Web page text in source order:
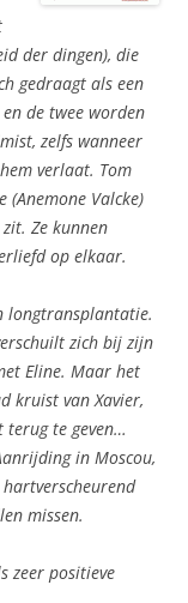
der dingen), die
gedraagt als een
de twee worden
zelfs wanneer
verlaat. Tom
Valcke)
Ze kunnen
op elkaar.
longtransplantatie.
zich bij zijn
Eline. Maar het
kruist van Xavier,
terug te geven…
in Moscou,
missen.
zeer positieve